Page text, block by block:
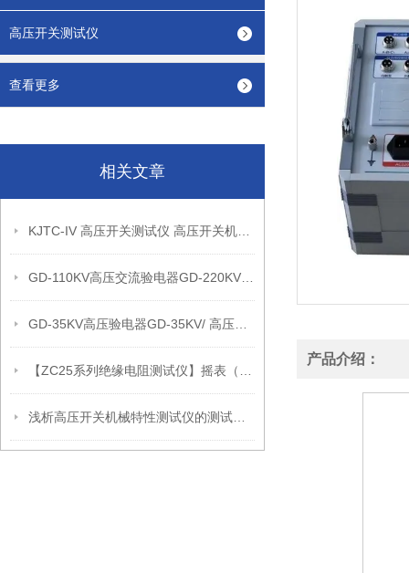
高压开关测试仪
查看更多
相关文章
产品介绍：